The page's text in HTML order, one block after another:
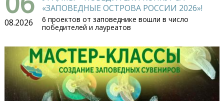
08.2026
«ЗАПОВЕДНЫЕ ОСТРОВА РОССИИ 2026»!
6 проектов от заповеднике вошли в число
победителей и лауреатов